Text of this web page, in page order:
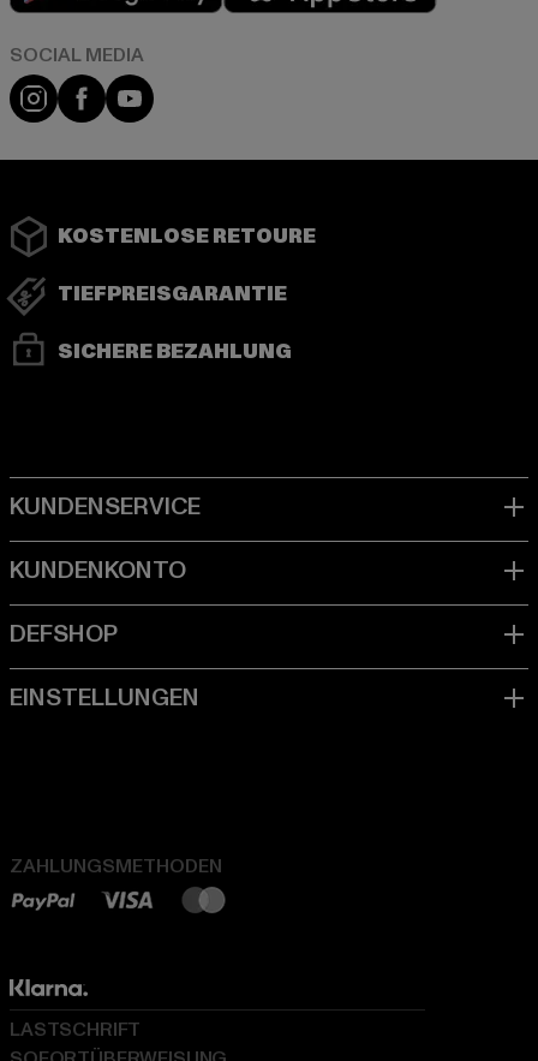
Instagram
FacebookYouTube
KOSTENLOSE RETOURE
TIEFPREISGARANTIE
SICHERE BEZAHLUNG
ZAHLUNGSMETHODEN
LASTSCHRIFT